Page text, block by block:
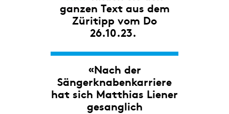
ganzen Text aus dem
Züritipp vom Do
26.10.23.
«Nach der
Sängerknabenkarriere
hat sich Matthias Liener
gesanglich